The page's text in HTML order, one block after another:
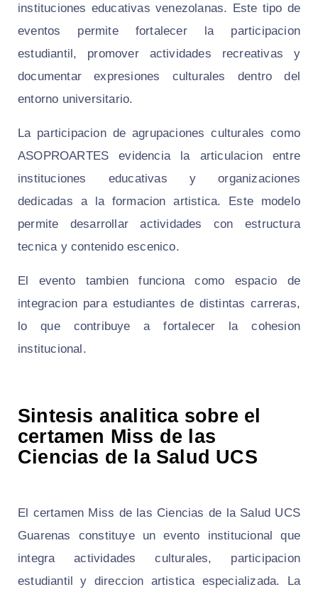
instituciones educativas venezolanas. Este tipo de
eventos permite fortalecer la participacion
estudiantil, promover actividades recreativas y
documentar expresiones culturales dentro del
entorno universitario.
La participacion de agrupaciones culturales como
ASOPROARTES evidencia la articulacion entre
instituciones educativas y organizaciones
dedicadas a la formacion artistica. Este modelo
permite desarrollar actividades con estructura
tecnica y contenido escenico.
El evento tambien funciona como espacio de
integracion para estudiantes de distintas carreras,
lo que contribuye a fortalecer la cohesion
institucional.
Sintesis analitica sobre el
certamen Miss de las
Ciencias de la Salud UCS
El certamen Miss de las Ciencias de la Salud UCS
Guarenas constituye un evento institucional que
integra actividades culturales, participacion
estudiantil y direccion artistica especializada. La